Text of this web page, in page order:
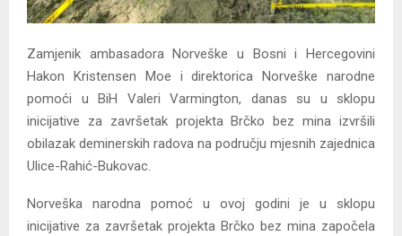
Zamjenik ambasadora Norveške u Bosni i Hercegovini
Hakon Kristensen Moe i direktorica Norveške narodne
pomoći u BiH Valeri Varmington, danas su u sklopu
inicijative za završetak projekta Brčko bez mina izvršili
obilazak deminerskih radova na području mjesnih zajednica
Ulice-Rahić-Bukovac.
Norveška narodna pomoć u ovoj godini je u sklopu
inicijative za završetak projekta Brčko bez mina započela